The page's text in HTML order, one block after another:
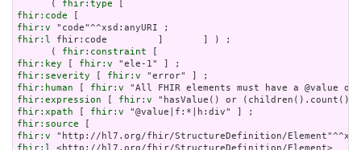
      (
fhir:type
fhir:code
fhir:v
fhir:l fhir:code         ]       ] ) ;
      (
fhir:constraint
fhir:key [ fhir:v
fhir:severity [ fhir:v
fhir:human [ fhir:v
fhir:expression [ fhir:v
fhir:xpath [ fhir:v
fhir:source
fhir:v
fhir:l